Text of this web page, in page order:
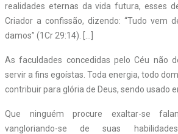
realidades eternas da vida futura, esses
Criador a confissão, dizendo: “Tudo vem
damos” (1Cr 29:14). […]
As faculdades concedidas pelo Céu não
servir a fins egoístas. Toda energia, todo
contribuir para glória de Deus, sendo usado
Que ninguém procure exaltar-se
vangloriando-se de suas